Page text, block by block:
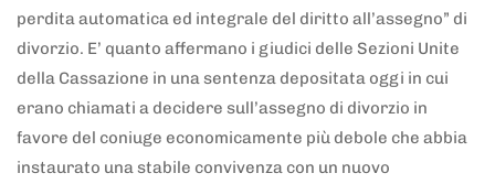
perdita automatica ed integrale del diritto all’assegno” di
divorzio. E’ quanto affermano i giudici delle Sezioni Unite
della Cassazione in una sentenza depositata oggi in cui
erano chiamati a decidere sull’assegno di divorzio in
favore del coniuge economicamente più debole che abbia
instaurato una stabile convivenza con un nuovo